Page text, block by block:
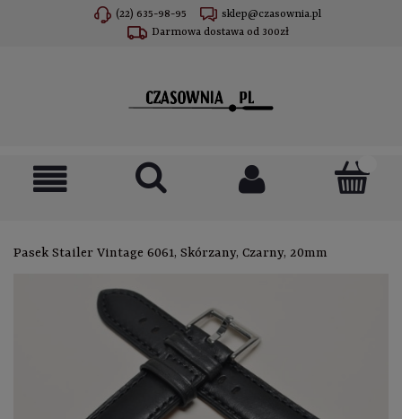
(22) 635-98-95
sklep@czasownia.pl
Darmowa dostawa od 300zł
Pasek Stailer Vintage 6061, Skórzany, Czarny, 20mm